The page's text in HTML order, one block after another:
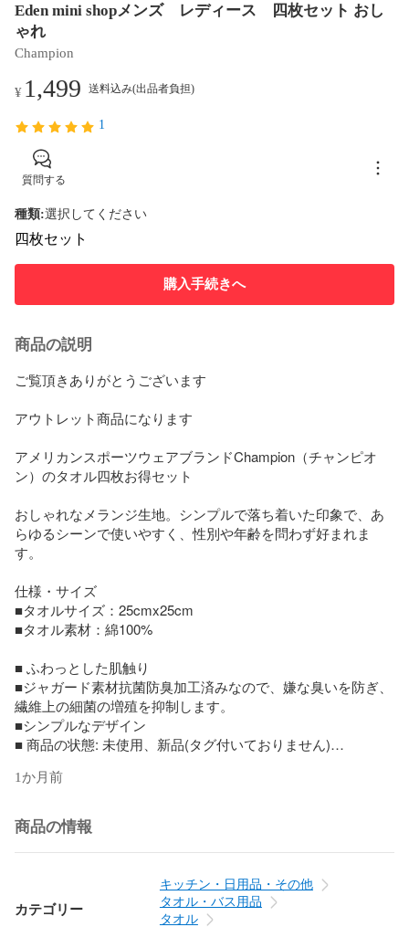
Eden mini shopメンズ レディース 四枚セット おし
ゃれ
Champion
¥ 1,499 送料込み(出品者負担)
1
質問する
種類:選択してください
四枚セット
購入手続きへ
商品の説明
ご覧頂きありがとうございます
アウトレット商品になります
アメリカンスポーツウェアブランドChampion（チャンピオ
ン）のタオル四枚お得セット
おしゃれなメランジ生地。シンプルで落ち着いた印象で、あ
らゆるシーンで使いやすく、性別や年齢を問わず好まれま
す。
仕様・サイズ
■タオルサイズ：25cmx25cm
■タオル素材：綿100%
■ ふわっとした肌触り
■ジャガード素材抗菌防臭加工済みなので、嫌な臭いを防ぎ、
繊維上の細菌の増殖を抑制します。
■シンプルなデザイン
■ 商品の状態: 未使用、新品(タグ付いておりません)
■小さなロゴがアクセントとなり、ブランドの存在をさりげな
※布製品の為、商品により誤差が生じます。
※商品画像は撮影時の光や角度により、実物の色味と異なって
見える場合がございます。
予めご了承くださいませ。
1か月前
商品の情報
カテゴリー
キッチン・日用品・その他
タオル・バス用品
タオル